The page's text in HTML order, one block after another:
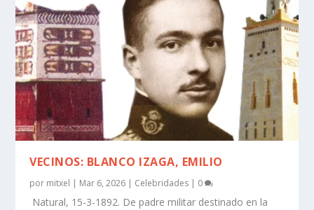
VECINOS: BLANCO IZAGA, EMILIO
por mitxel | Mar 6, 2026 | Celebridades | 0
Natural, 15-3-1892. De padre militar destinado en la